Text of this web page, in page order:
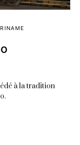
à la tradition